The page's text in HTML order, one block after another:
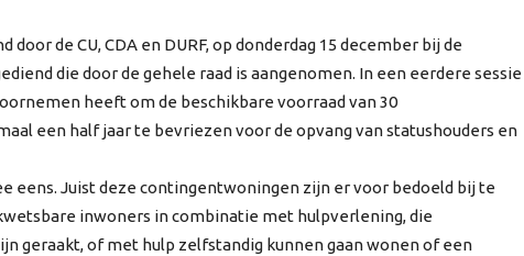
door de CU, CDA en DURF, op donderdag 15 december bij de
die door de gehele raad is aangenomen. In een eerdere sessie
heeft om de beschikbare voorraad van 30
een half jaar te bevriezen voor de opvang van statushouders en
eens. Juist deze contingentwoningen zijn er voor bedoeld bij te
inwoners in combinatie met hulpverlening, die
geraakt, of met hulp zelfstandig kunnen gaan wonen of een